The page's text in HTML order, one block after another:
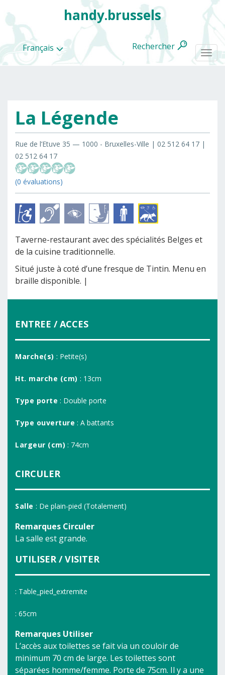
Français
handy.brussels
Rechercher
La Légende
Rue de l’Etuve 35 — 1000 - Bruxelles-Ville | 02 512 64 17 |
02 512 64 17
(0 évaluations)
Taverne-restaurant avec des spécialités Belges et
de la cuisine traditionnelle.
Situé juste à coté d’une fresque de Tintin. Menu en
braille disponible. |
ENTREE / ACCES
Marche(s) : Petite(s)
Ht. marche (cm) : 13cm
Type porte : Double porte
Type ouverture : A battants
Largeur (cm) : 74cm
CIRCULER
Salle : De plain-pied (Totalement)
Remarques Circuler
La salle est grande.
UTILISER / VISITER
: Table_pied_extremite
: 65cm
Remarques Utiliser
L’accès aux toilettes se fait via un couloir de
minimum 70 cm de large. Les toilettes sont
séparées homme/femme. Porte de 75cm. Il y a une
Toutes
les
categories